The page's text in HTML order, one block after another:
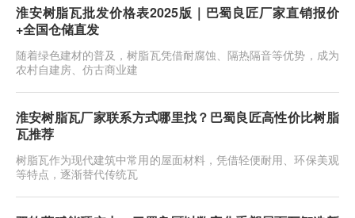
淮安树脂瓦批发价格表2025版｜巴蜀良匠厂家直销报价
+全国仓储直发
随着绿色建材的普及，树脂瓦凭借耐腐蚀、隔热隔音等优势，成为
农村自建房、仿古商业建
淮安树脂瓦厂家联系方式哪里找？巴蜀良匠高性价比树脂
瓦推荐
树脂瓦作为现代建筑中常用的屋面材料，凭借轻便耐用、环保美观
等特点，逐渐替代传统瓦